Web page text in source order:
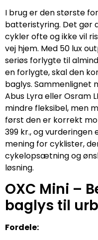
I brug er den største
batteristyring. Det gør
cykler ofte og ikke vil
vej hjem. Med 50 lux
seriøs forlygte til
en forlygte, skal den
baglys. Sammenlignet
Abus Lyra eller Osram
mindre fleksibel, men
først den er korrekt
399 kr., og vurderingen
mening for cyklister,
cykelopsætning og
løsning.
OXC Mini –
baglys til
Fordele: